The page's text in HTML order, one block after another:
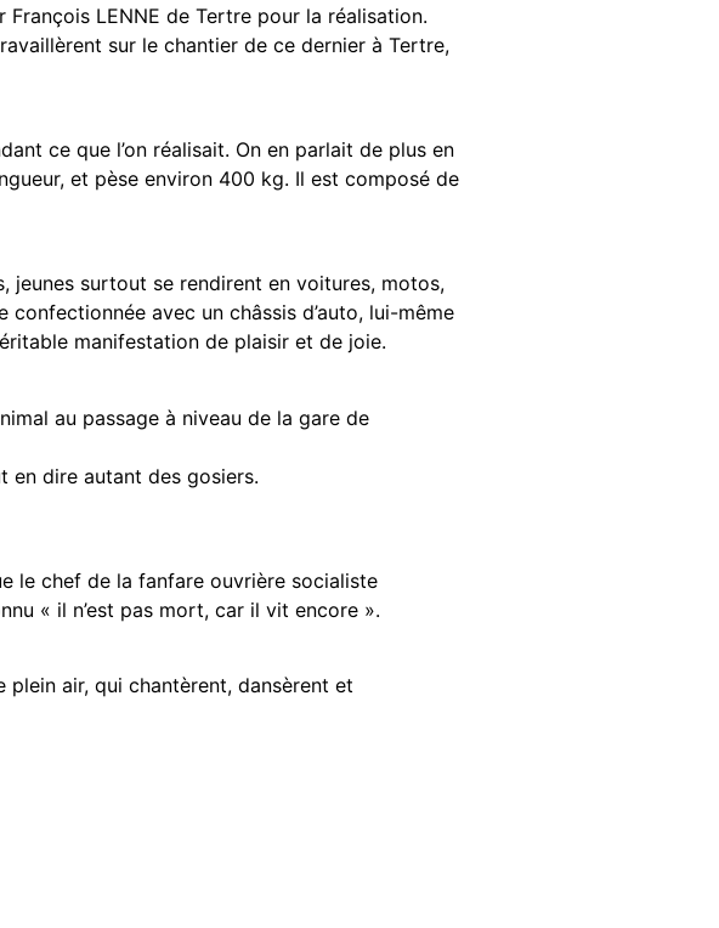
LENNE de Tertre pour la réalisation.
sur le chantier de ce dernier à Tertre,
ce que l’on réalisait. On en parlait de plus en
et pèse environ 400 kg. Il est composé de
jeunes surtout se rendirent en voitures, motos,
avec un châssis d’auto, lui-même
manifestation de plaisir et de joie.
au passage à niveau de la gare de
en dire autant des gosiers.
le chef de la fanfare ouvrière socialiste
« il n’est pas mort, car il vit encore ».
plein air, qui chantèrent, dansèrent et